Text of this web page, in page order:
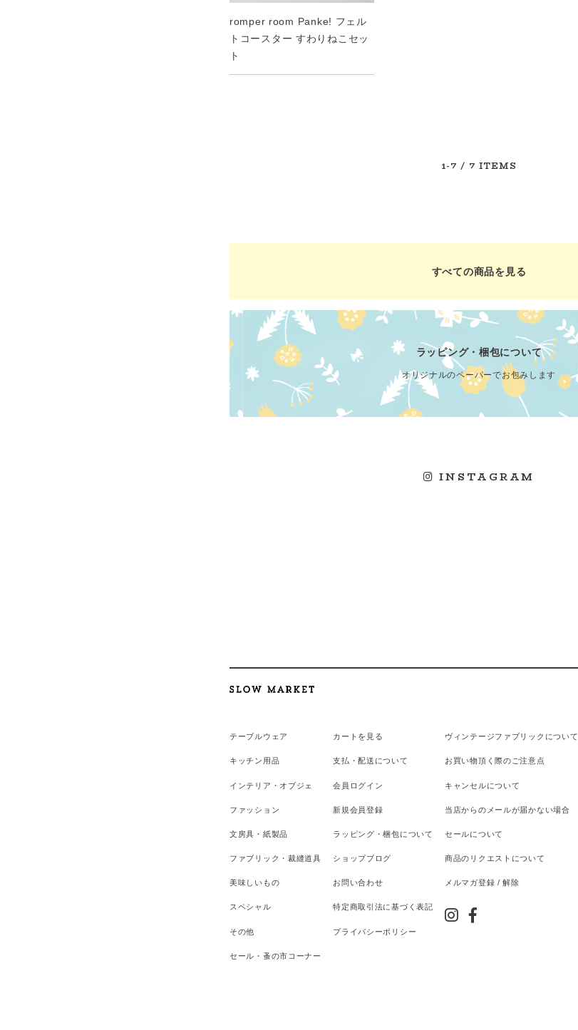
romper room Panke! フェル
トコースター すわりねこセッ
ト
1-7 / 7 ITEMS
すべての商品を見る
ラッピング・梱包について
オリジナルのペーパーでお包みします
INSTAGRAM
テーブルウェア
キッチン用品
インテリア・オブジェ
ファッション
文房具・紙製品
ファブリック・裁縫道具
美味しいもの
スペシャル
その他
セール・蚤の市コーナー
カートを見る
支払 ・配送について
会員ログイン
新規会員登録
ラッピング・梱包について
ショップブログ
お問い合わせ
特定商取引法に基づく表記
プライバシーポリシー
ヴィンテージファブリックについて
お買い物頂く際のご注意点
キャンセルについて
当店からのメールが届かない場合
セールについて
商品のリクエストについて
メルマガ登録 / 解除